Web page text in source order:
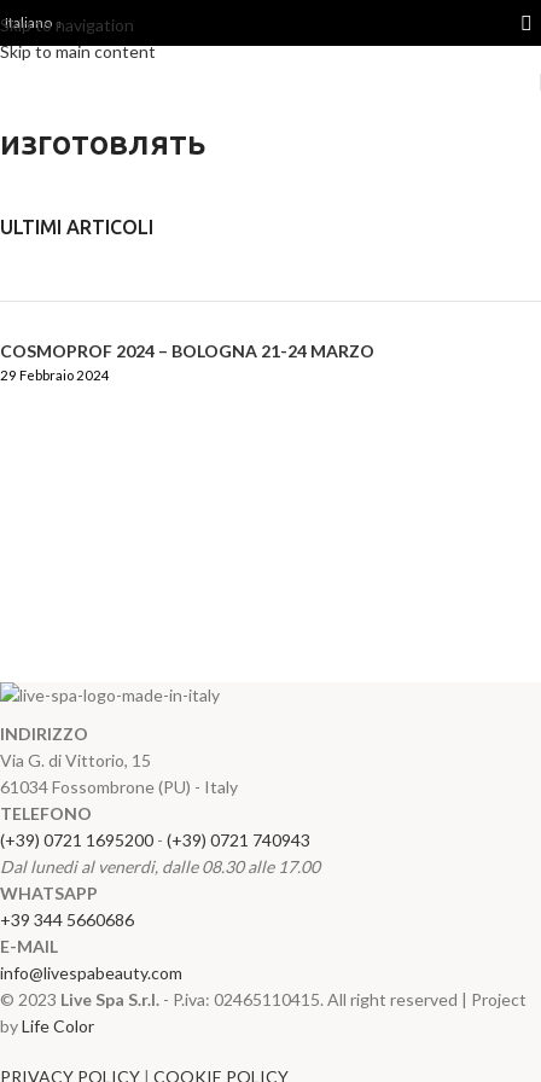
Skip to navigation
Skip to main content
Italiano
изготовлять
ULTIMI ARTICOLI
COSMOPROF 2024 – BOLOGNA 21-24 MARZO
29 Febbraio 2024
INDIRIZZO
Via G. di Vittorio, 15
61034 Fossombrone (PU) - Italy
TELEFONO
(+39) 0721 1695200 - (+39) 0721 740943
Dal lunedi al venerdi, dalle 08.30 alle 17.00
WHATSAPP
+39 344 5660686
E-MAIL
info@livespabeauty.com
© 2023 Live Spa S.r.l. - P.iva: 02465110415. All right reserved | Project
byLife Color
PRIVACY POLICY | COOKIE POLICY